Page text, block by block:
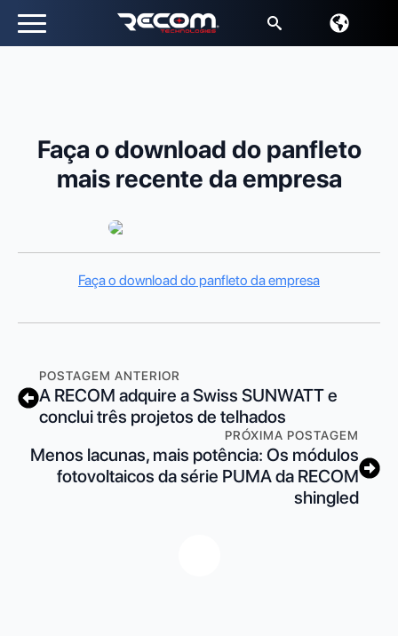
Faça o download do panfleto
mais recente da empresa
Faça o download do panfleto da empresa
POSTAGEM ANTERIOR
A RECOM adquire a Swiss SUNWATT e
conclui três projetos de telhados
PRÓXIMA POSTAGEM
Menos lacunas, mais potência: Os módulos
fotovoltaicos da série PUMA da RECOM
shingled